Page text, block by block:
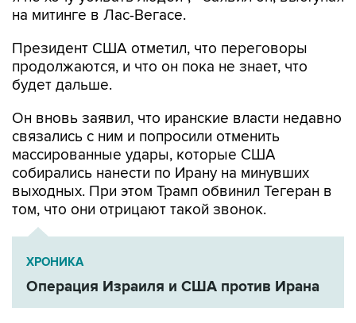
Президент США отметил, что переговоры
будет дальше.
Он вновь заявил, что иранские власти недавно
массированные удары, которые США
собирались нанести по Ирану на минувших
выходных. При этом Трамп обвинил Тегеран в
том, что они отрицают такой звонок.
ХРОНИКА
Операция Израиля и США против Ирана
США Иран Дональд Трамп